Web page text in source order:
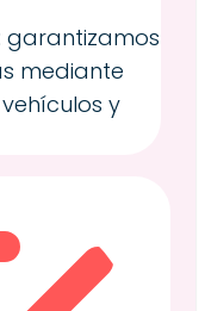
garantizamos
mediante
y